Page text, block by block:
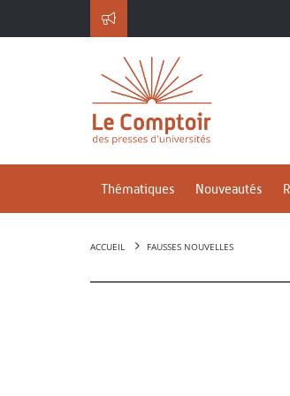
Thématiques Nouveautés
ACCUEIL FAUSSES NOUVELLES